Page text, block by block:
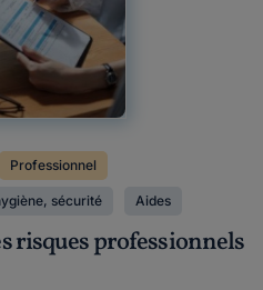
Professionnel
sécurité Aides
risques professionnels